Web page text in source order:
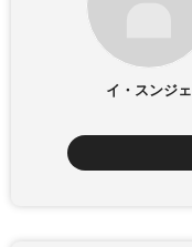
イ・スンジェ